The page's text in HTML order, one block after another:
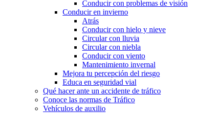
Conducir con problemas de visión
Conducir en invierno
Atrás
Conducir con hielo y nieve
Circular con lluvia
Circular con niebla
Conducir con viento
Mantenimiento invernal
Mejora tu percepción del riesgo
Educa en seguridad vial
Qué hacer ante un accidente de tráfico
Conoce las normas de Tráfico
Vehículos de auxilio